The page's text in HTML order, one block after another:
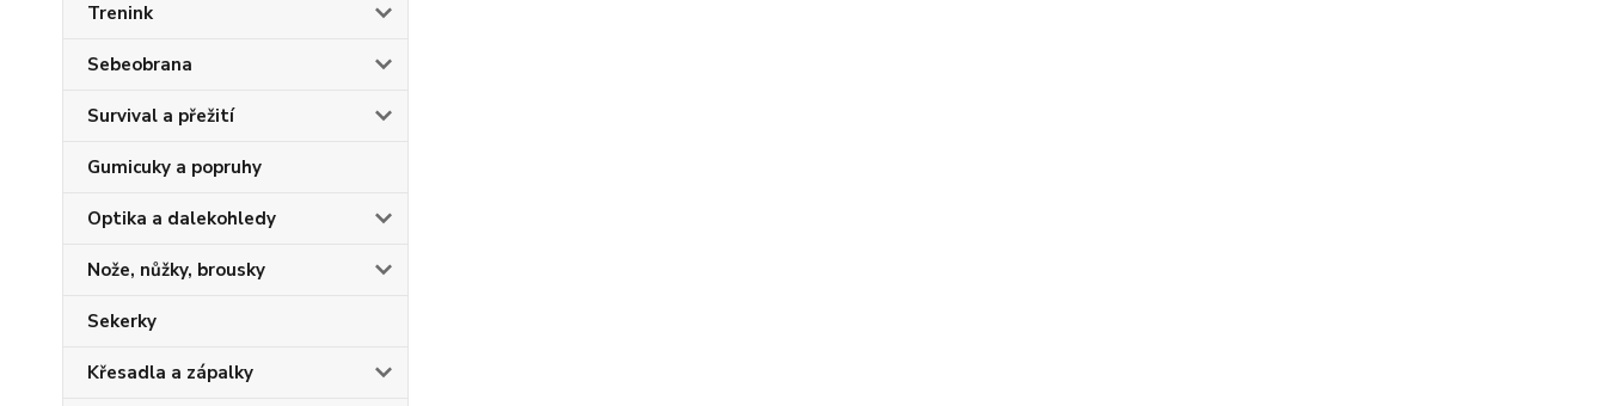
Trenink
Sebeobrana
Survival a přežití
Gumicuky a popruhy
Optika a dalekohledy
Nože, nůžky, brousky
Sekerky
Křesadla a zápalky